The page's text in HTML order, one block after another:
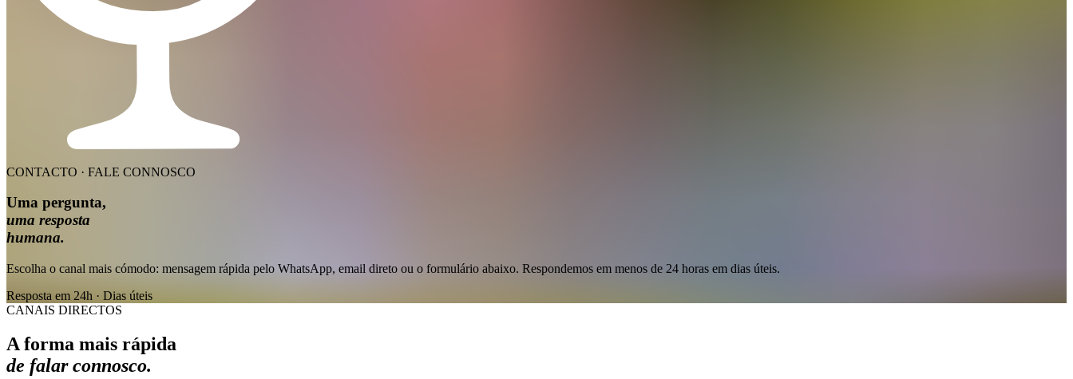
CONTACTO · FALE CONNOSCO
Uma pergunta,
uma resposta
humana.
Escolha o canal mais cómodo: mensagem rápida pelo WhatsApp, email direto ou o formulário abaixo. Respondemos em menos de 24 horas em dias úteis.
Resposta em 24h · Dias úteis
CANAIS DIRECTOS
A forma mais rápida
de falar connosco.